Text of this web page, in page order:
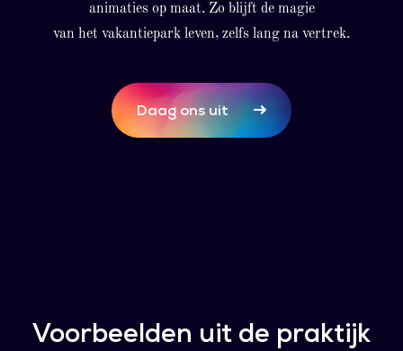
animaties op maat. Zo blijft de magie
van het vakantiepark leven, zelfs lang na vertrek.
Daag ons uit
Voorbeelden uit de praktijk